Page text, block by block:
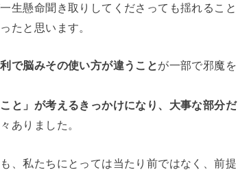
生懸命聞き取りしてくださっても揺れること
たと思います。
で脳みその使い方が違うことが一部で邪魔を
と」が考えるきっかけになり、大事な部分だ
ありました。
、私たちにとっては当たり前ではなく、前提